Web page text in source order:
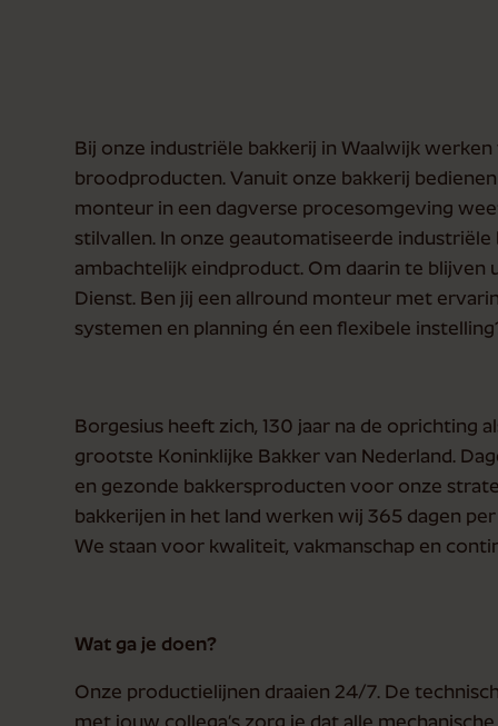
Bij onze industriële bakkerij in Waalwijk
broodproducten. Vanuit onze bakkerij
monteur in een dagverse procesomgeving
stilvallen. In onze geautomatiseerde
ambachtelijk eindproduct. Om daarin te
Dienst. Ben jij een allround monteur met
systemen en planning én een flexibele
Borgesius heeft zich, 130 jaar na de oprichting
grootste Koninklijke Bakker van Nederland.
en gezonde bakkersproducten voor onze
bakkerijen in het land werken wij 365 dagen
We staan voor kwaliteit, vakmanschap en
Wat ga je doen?
Onze productielijnen draaien 24/7. De
met jouw collega’s zorg je dat alle